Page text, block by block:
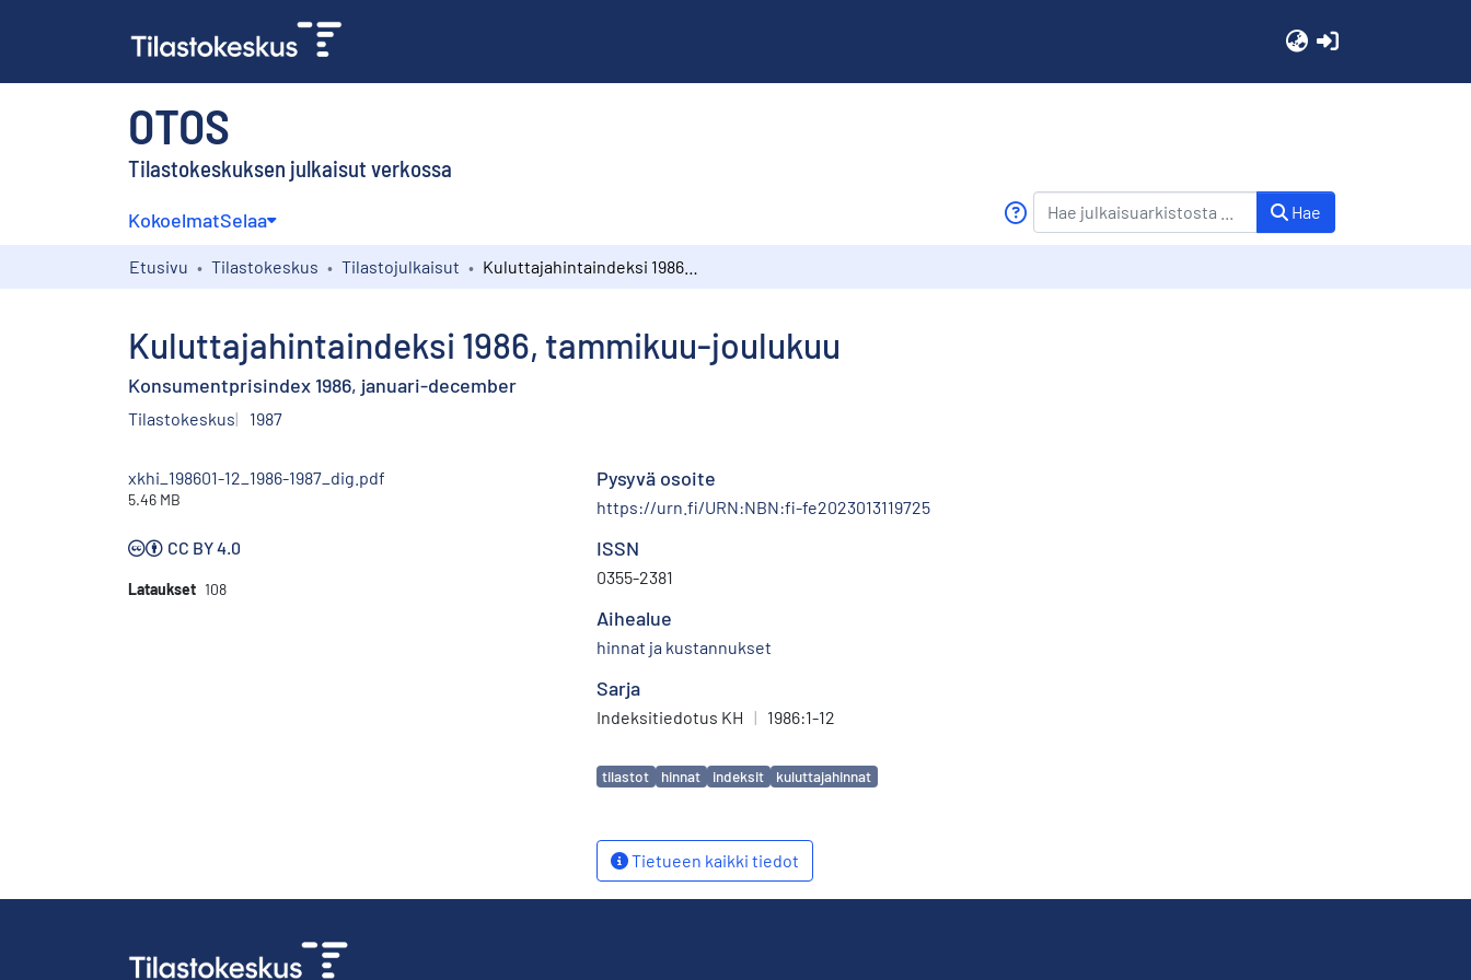
OTOS
Tilastokeskuksen julkaisut verkossa
KokoelmatSelaa Hae
Etusivu Tilastokeskus Tilastojulkaisut
Kuluttajahintaindeksi 1986, tammikuu-joulukuu
Konsumentprisindex 1986, januari-december
Tilastokeskus 1987
xkhi_198601-12_1986-1987_dig.pdf
5.46 MB
CC BY 4.0
Lataukset 108
Pysyvä osoite
https://urn.fi/URN:NBN:fi-fe2023013119725
ISSN
0355-2381
Aihealue
hinnat ja kustannukset
Sarja
Indeksitiedotus KH | 1986:1-12
Avainsanat
tilastot hinnat indeksit kuluttajahinnat
Tietueen kaikki tiedot